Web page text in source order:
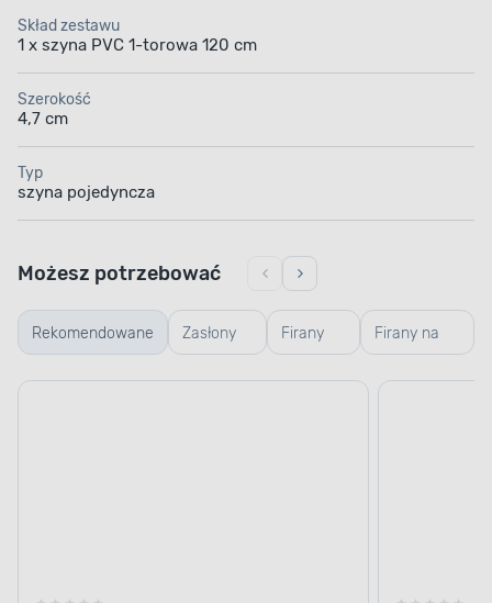
Skład zestawu
1 x szyna PVC 1-torowa 120 cm
Szerokość
4,7 cm
Typ
szyna pojedyncza
Rekomendowane Zasłony
na taśmie
Firany
na
Firany na
przelotkach
Możesz potrzebować